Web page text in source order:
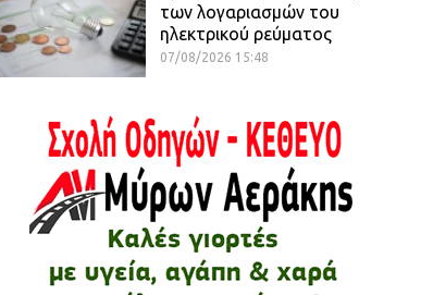
των λογαριασμών του
ηλεκτρικού ρεύματος
07/08/2026 15:48